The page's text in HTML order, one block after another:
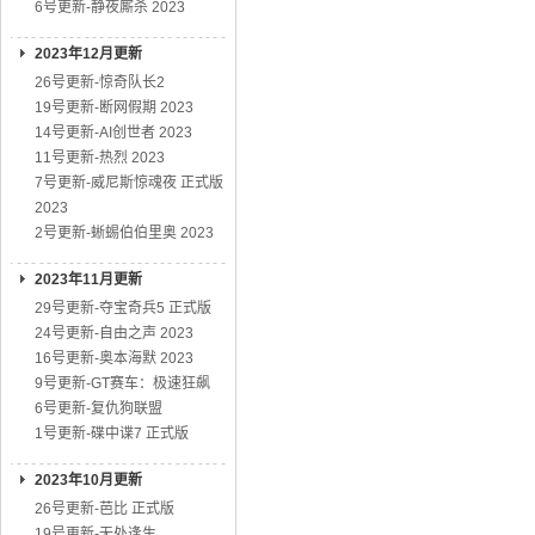
6号更新-静夜厮杀 2023
2023年12月更新
26号更新-惊奇队长2
19号更新-断网假期 2023
14号更新-AI创世者 2023
11号更新-热烈 2023
7号更新-威尼斯惊魂夜 正式版
2023
2号更新-蜥蜴伯伯里奥 2023
2023年11月更新
29号更新-夺宝奇兵5 正式版
24号更新-自由之声 2023
16号更新-奥本海默 2023
9号更新-GT赛车：极速狂飙
6号更新-复仇狗联盟
1号更新-碟中谍7 正式版
2023年10月更新
26号更新-芭比 正式版